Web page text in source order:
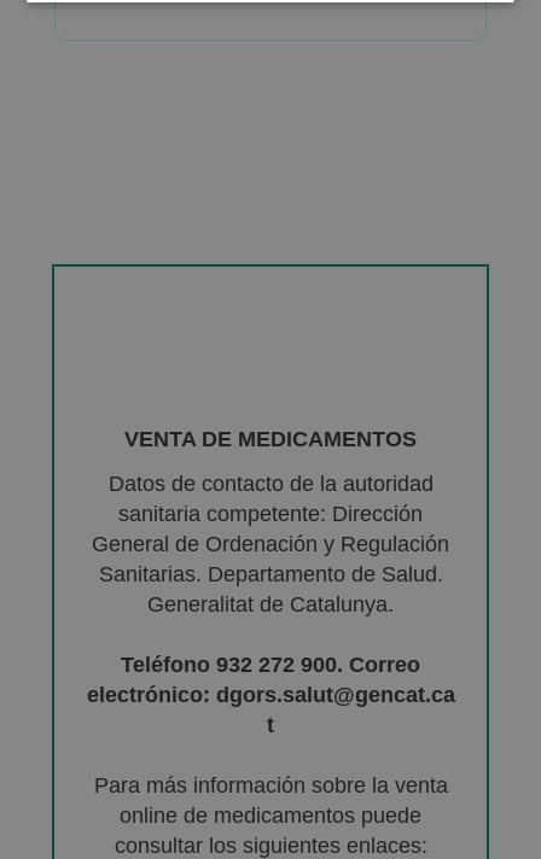
VENTA DE MEDICAMENTOS
Datos de contacto de la autoridad
sanitaria competente: Dirección
General de Ordenación y Regulación
Sanitarias. Departamento de Salud.
Generalitat de Catalunya.
Teléfono 932 272 900. Correo
electrónico: dgors.salut@gencat.ca
t
Para más información sobre la venta
online de medicamentos puede
consultar los siguientes enlaces: